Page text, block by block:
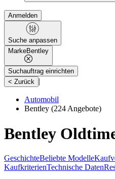
Anmelden
Suche anpassen
MarkeBentley
Suchauftrag einrichten
< Zurück |
Automobil
Bentley (224 Angebote)
Bentley
GeschichteBeliebte Modelle
KaufkriterienTechnische Daten